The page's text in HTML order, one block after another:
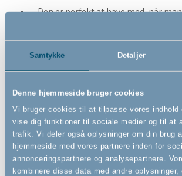
Samtykke Detaljer
Denne hjemmeside bruger cookies
Vi bruger cookies til at tilpasse vores indhold
vise dig funktioner til sociale medier og til at
trafik. Vi deler også oplysninger om din brug
hjemmeside med vores partnere inden for
annonceringspartnere og analysepartnere.
kombinere disse data med andre oplysninger,
Den er perfekt at have med, når
fordi den vil være et kendt og trygt
være. Den er derfor nem at have
weekendture, besøg hos
Den er nem at rengøre. De fleste
tørretumbleren, da der er en risiko
Madrassen bør ikke vaskes i
er kommet noget på selve
fjerne, er det bedst at anvende en
sæbe på, og vaske/duppe indtil
herefter madrassen til tørre, f.eks.